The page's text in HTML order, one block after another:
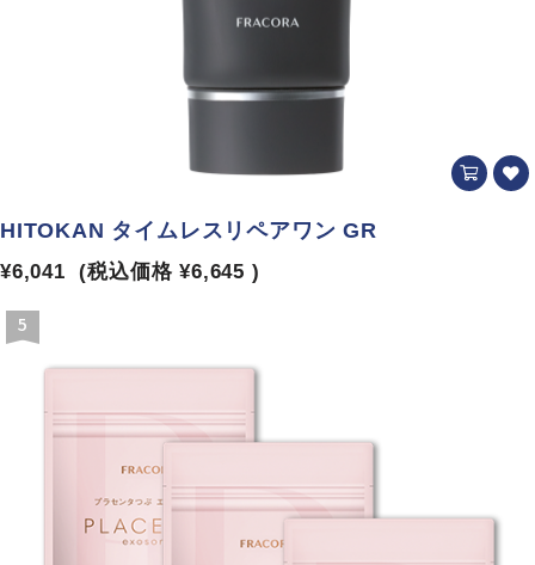
HITOKAN タイムレスリペアワン GR
¥6,041 (税込価格 ¥6,645 )
5